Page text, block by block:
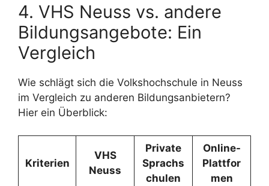
4. VHS Neuss vs. andere
Bildungsangebote: Ein
Vergleich
Wie schlägt sich die Volkshochschule in Neuss
im Vergleich zu anderen Bildungsanbietern?
Hier ein Überblick:
Kriterien
VHS
Neuss
Private
Sprachs
chulen
Online-
Plattfor
men